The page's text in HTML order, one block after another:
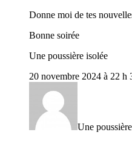
Donne moi de tes
Bonne soirée
Une poussière isolée
20 novembre 2024 à 22 h
Une